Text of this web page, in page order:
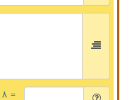
= ۸ بعلاوه ۳